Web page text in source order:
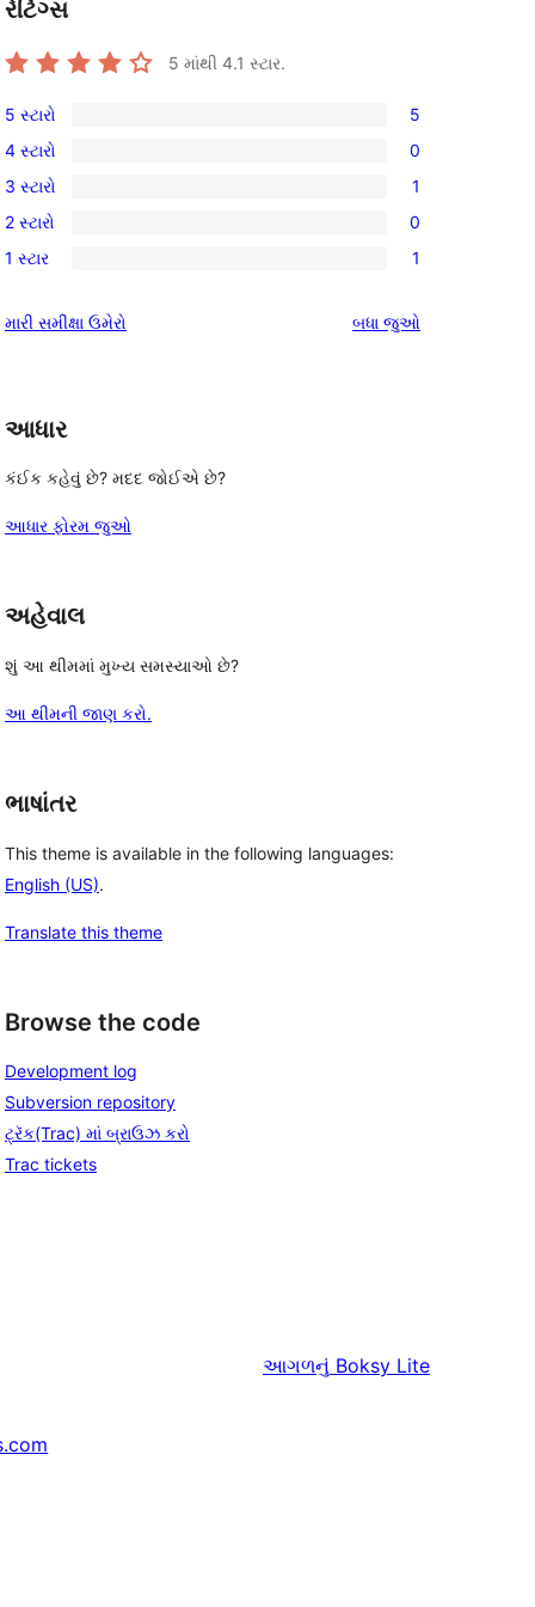
રેટિંગ્સ
5 માંથી 4.1 સ્ટાર.
5
5-
સ્ટાર
સમીક્ષાઓ
5 સ્ટારો 5
0
4-
સ્ટાર
સમીક્ષાઓ
4 સ્ટારો 0
1
3-
સ્ટાર
3 સ્ટારો 1
0
2-
સમીક્ષાઓ
2 સ્ટારો 0
1
સ્ટાર
1 સ્ટાર 1
મારી સમીક્ષા ઉમેરો બધા સમીક્ષાઓ
જુઓ
આધાર
કંઈક કહેવું છે? મદદ જોઈએ છે?
આધાર ફોરમ જુઓ
અહેવાલ
શું આ થીમમાં મુખ્ય સમસ્યાઓ છે?
આ થીમની જાણ કરો.
ભાષાંતર
This theme is available in the following languages:
English (US).
Translate this theme
Browse the code
Development log
Subversion repository
ટ્રૅક(Trac) માં બ્રાઉઝ કરો
Trac tickets
આગળનું Boksy Lite